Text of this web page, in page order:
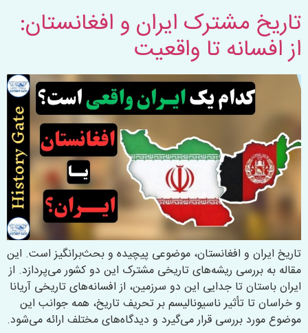
تاریخ مشترک ایران و افغانستان:
از افسانه تا واقعیت
تاریخ ایران و افغانستان، موضوعی پیچیده و بحث‌برانگیز است. این
مقاله به بررسی ریشه‌های تاریخی مشترک این دو کشور می‌پردازد. از
ایران باستان تا جدایی این دو سرزمین، از افسانه‌های تاریخی آریانا
و خراسان تا تأثیر ناسیونالیسم بر تحریف تاریخ، همه جوانب این
موضوع مورد بررسی قرار می‌گیرد و دیدگاه‌های مختلف ارائه می‌شود.